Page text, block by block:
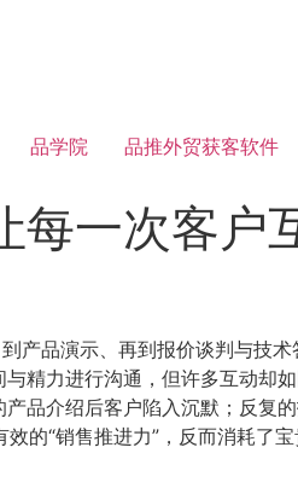
品学院 品推外贸获客软件
一次客户
产品演示、再到报价谈判与技
精力进行沟通，但许多互动却
品介绍后客户陷入沉默；反复
效的“销售推进力”，反而消耗了